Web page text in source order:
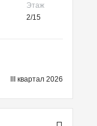
Этаж
2/15
III квартал 2026